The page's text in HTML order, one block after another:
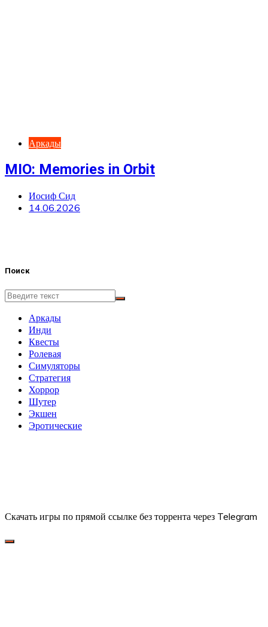
Аркады
MIO: Memories in Orbit
Иосиф Сид
14.06.2026
Поиск
Аркады
Инди
Квесты
Ролевая
Симуляторы
Стратегия
Хоррор
Шутер
Экшен
Эротические
Скачать игры по прямой ссылке без торрента через Telegram